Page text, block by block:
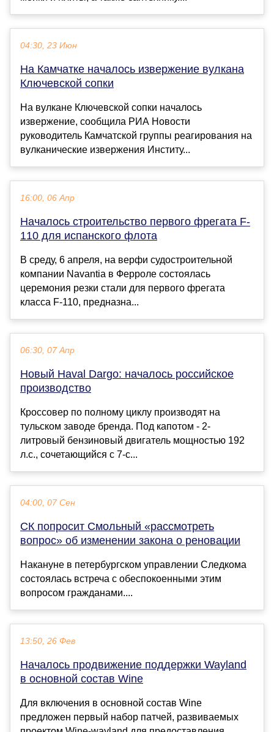
04:30, 23 Июн
На Камчатке началось извержение вулкана
Ключевской сопки
На вулкане Ключевской сопки началось
извержение, сообщила РИА Новости
руководитель Камчатской группы реагирования на
вулканические извержения Институ...
16:00, 06 Апр
Началось строительство первого фрегата F-
110 для испанского флота
В среду, 6 апреля, на верфи судостроительной
компании Navantia в Ферроле состоялась
церемония резки стали для первого фрегата
класса F-110, предназна...
06:30, 07 Апр
Новый Haval Dargo: началось российское
производство
Кроссовер по полному циклу производят на
тульском заводе бренда. Под капотом - 2-
литровый бензиновый двигатель мощностью 192
л.с., сочетающийся с 7-с...
04:00, 07 Сен
СК попросит Смольный «рассмотреть
вопрос» об изменении закона о реновации
Накануне в петербургском управлении Следкома
состоялась встреча с обеспокоенными этим
вопросом гражданами....
13:50, 26 Фев
Началось продвижение поддержки Wayland
в основной состав Wine
Для включения в основной состав Wine
предложен первый набор патчей, развиваемых